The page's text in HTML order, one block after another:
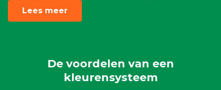
Lees meer
De voordelen van een
kleurensysteem